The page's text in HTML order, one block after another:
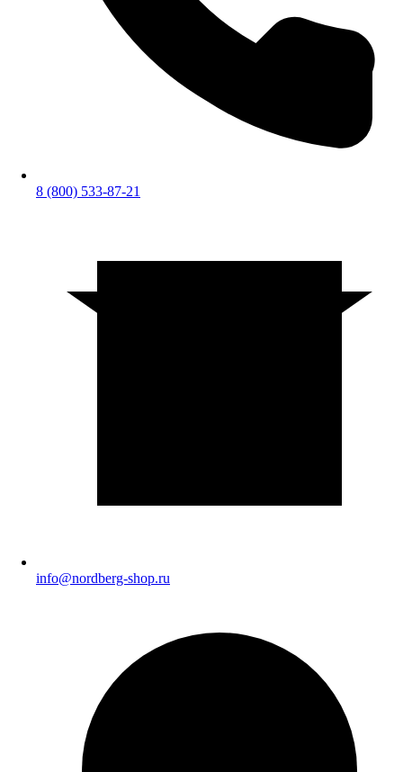
8 (800) 533-87-21
info@nordberg-shop.ru